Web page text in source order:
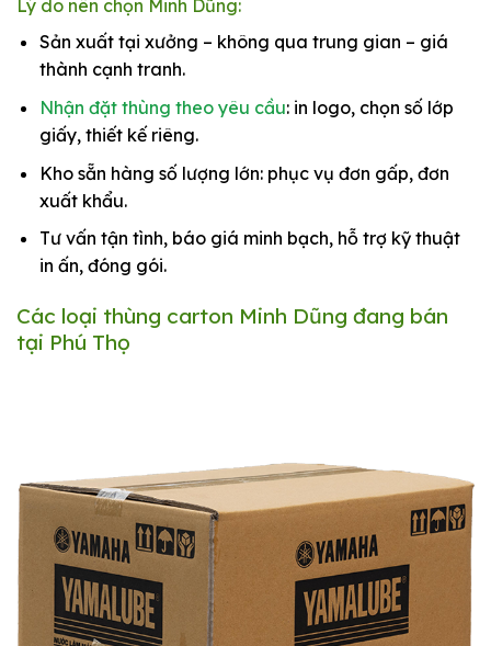
Lý do nên chọn Minh Dũng:
Sản xuất tại xưởng – không qua trung gian – giá
thành cạnh tranh.
Nhận đặt thùng theo yêu cầu: in logo, chọn số lớp
giấy, thiết kế riêng.
Kho sẵn hàng số lượng lớn: phục vụ đơn gấp, đơn
xuất khẩu.
Tư vấn tận tình, báo giá minh bạch, hỗ trợ kỹ thuật
in ấn, đóng gói.
Các loại thùng carton Minh Dũng đang bán
tại Phú Thọ